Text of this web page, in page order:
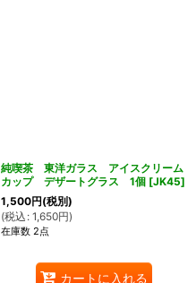
純喫茶 東洋ガラス アイスクリーム
カップ デザートグラス 1個 [JK45]
1,500円(税別)
(税込 : 1,650円)
在庫数 2点
カートに入れる